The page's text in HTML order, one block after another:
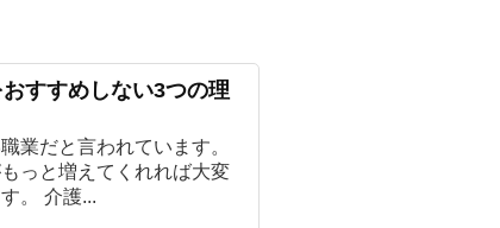
すすめしない3つの理
業だと言われています。
っと増えてくれれば大変
。 介護...